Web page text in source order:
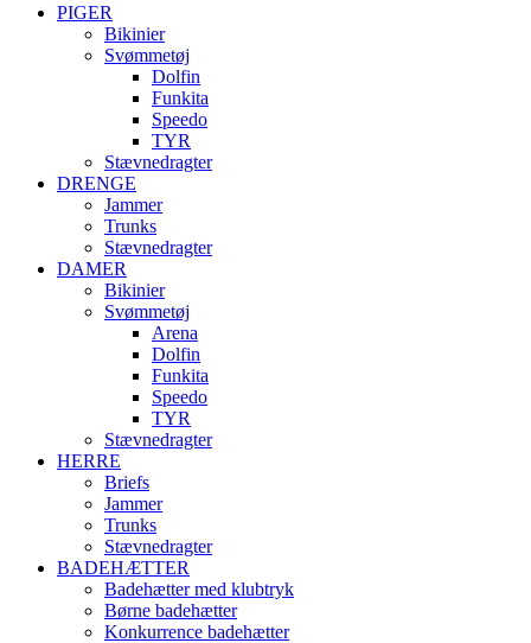
PIGER
Bikinier
Svømmetøj
Dolfin
Funkita
Speedo
TYR
Stævnedragter
DRENGE
Jammer
Trunks
Stævnedragter
DAMER
Bikinier
Svømmetøj
Arena
Dolfin
Funkita
Speedo
TYR
Stævnedragter
HERRE
Briefs
Jammer
Trunks
Stævnedragter
BADEHÆTTER
Badehætter med klubtryk
Børne badehætter
Konkurrence badehætter